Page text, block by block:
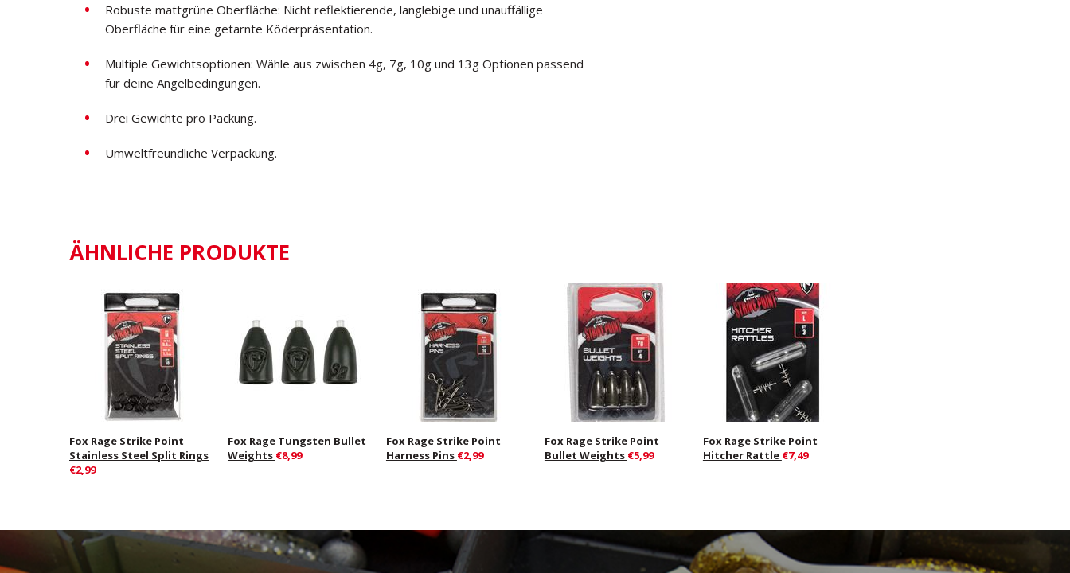
Robuste mattgrüne Oberfläche: Nicht reflektierende, langlebige und unauffällige
Oberfläche für eine getarnte Köderpräsentation.
Multiple Gewichtsoptionen: Wähle aus zwischen 4g, 7g, 10g und 13g Optionen passend
für deine Angelbedingungen.
Drei Gewichte pro Packung.
Umweltfreundliche Verpackung.
ÄHNLICHE PRODUKTE
Fox Rage Strike Point
Stainless Steel Split Rings
€2,99
Fox Rage Tungsten Bullet
Weights €8,99
Fox Rage Strike Point
Harness Pins €2,99
Fox Rage Strike Point
Bullet Weights €5,99
Fox Rage Strike Point
Hitcher Rattle €7,49